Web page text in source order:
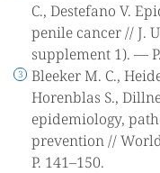
C., Destefano V.
penile cancer // J.
supplement 1). —
Bleeker M. C.,
Horenblas S.,
epidemiology,
prevention //
P. 141–150.